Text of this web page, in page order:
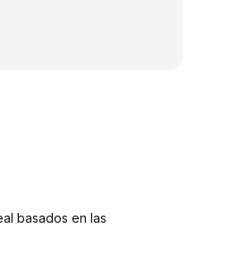
basados en las